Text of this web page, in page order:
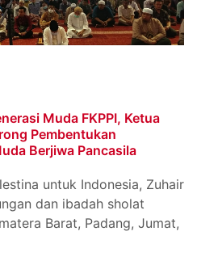
Muda FKPPI, Ketua
Pembentukan
Berjiwa Pancasila
untuk Indonesia, Zuhair
dan ibadah sholat
Barat, Padang, Jumat,